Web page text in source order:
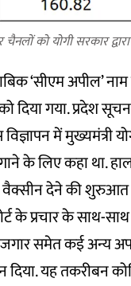
को योगी सरकार द्वारा
‘सीएम अपील’
दिया गया. प्रदेश
में मुख्यमंत्री
के लिए कहा था.
वैक्सीन देने की
के प्रचार के साथ-
समेत कई अन्य
यह तकरीबन